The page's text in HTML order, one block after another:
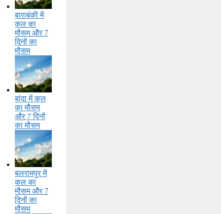
बाराबंकी में
कल का
मौसम और 7
दिनों का
मौसम
बांदा में कल
का मौसम
और 7 दिनों
का मौसम
बलरामपुर में
कल का
मौसम और 7
दिनों का
मौसम